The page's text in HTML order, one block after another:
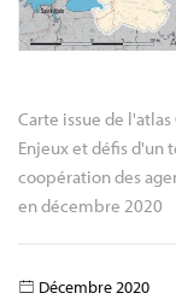
Carte issue de l'atlas
Enjeux et défis
coopération des
en décembre 2020
Décembre 2020